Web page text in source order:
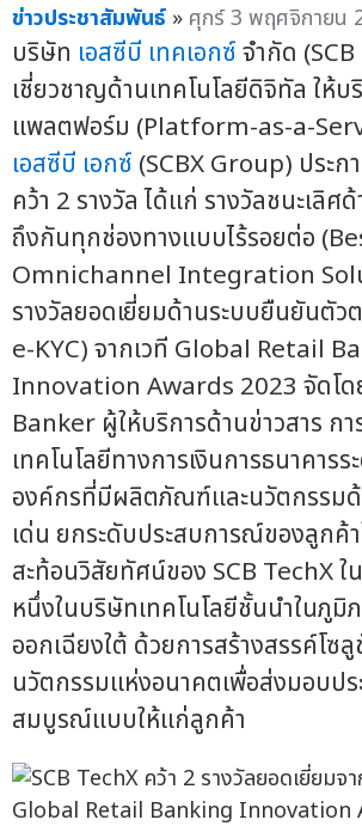
ข่าวประชาสัมพันธ์ » ศุกร์ 3 พฤศจิกายน
บริษัท เอสซีบี เทคเอกซ์จำกัด
เชี่ยวชาญด้านเทคโนโลยีดิจิทัล ให้บ
แพลตฟอร์ม (Platform-as-a-
เอสซีบี เอกซ์ (SCBX Group) ประก
คว้า 2 รางวัล ได้แก่ รางวัลชนะเลิศ
ถึงกันทุกช่องทางแบบไร้รอยต่อ
Omnichannel Integration
รางวัลยอดเยี่ยมด้านระบบยืนยันตัว
e-KYC) จากเวที Global Retail
Innovation Awards 2023 จัดโ
Banker ผู้ให้บริการด้านข่าวสาร ก
เทคโนโลยีทางการเงินการธนาคาร
องค์กรที่มีผลิตภัณฑ์และนวัตกรรมด้
เด่น ยกระดับประสบการณ์ของลูกค้า
สะท้อนวิสัยทัศน์ของ SCB TechX ใ
หนึ่งในบริษัทเทคโนโลยีชั้นนำในภูมิภ
ออกเฉียงใต้ ด้วยการสร้างสรรค์โซ
นวัตกรรมแห่งอนาคตเพื่อส่งมอบป
สมบูรณ์แบบให้แก่ลูกค้า